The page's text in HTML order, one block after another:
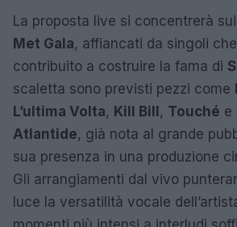
La proposta live si concentrerà sui
Met Gala, affiancati da singoli
contribuito a costruire la fama di
scaletta sono previsti pezzi come
L’ultima Volta, Kill Bill, Touché e
Atlantide, già nota al grande
sua presenza in una produzione
Gli arrangiamenti dal vivo
luce la versatilità vocale